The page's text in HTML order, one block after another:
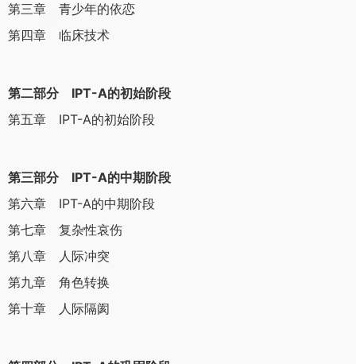
第三章 青少年的依恋
第四章 临床技术
第二部分 IPT-A的初始阶段
第五章 IPT-A的初始阶段
第三部分 IPT-A的中期阶段
第六章 IPT-A的中期阶段
第七章 复杂性哀伤
第八章 人际冲突
第九章 角色转换
第十章 人际隔阂